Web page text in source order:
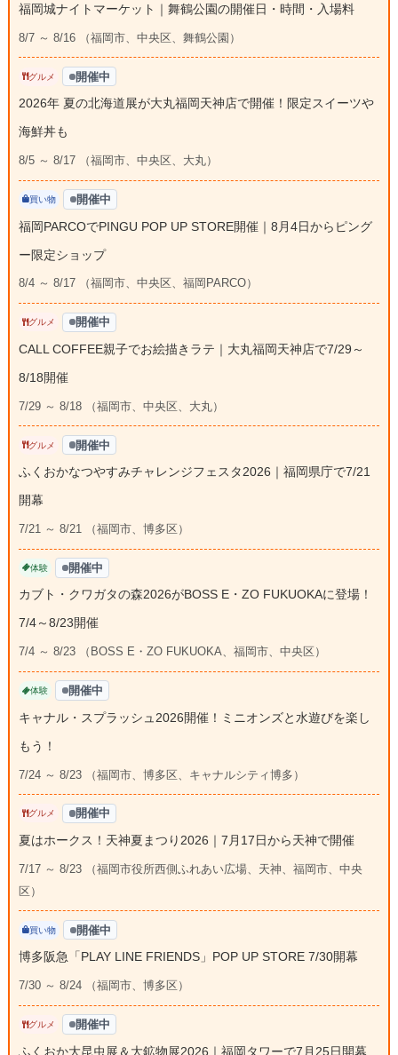
福岡城ナイトマーケット｜舞鶴公園の開催日・時間・入場料
8/7 ～ 8/16 （福岡市、中央区、舞鶴公園）
グルメ 開催中
2026年 夏の北海道展が大丸福岡天神店で開催！限定スイーツや
海鮮丼も
8/5 ～ 8/17 （福岡市、中央区、大丸）
買い物 開催中
福岡PARCOでPINGU POP UP STORE開催｜8月4日からピング
ー限定ショップ
8/4 ～ 8/17 （福岡市、中央区、福岡PARCO）
グルメ 開催中
CALL COFFEE親子でお絵描きラテ｜大丸福岡天神店で7/29～
8/18開催
7/29 ～ 8/18 （福岡市、中央区、大丸）
グルメ 開催中
ふくおかなつやすみチャレンジフェスタ2026｜福岡県庁で7/21
開幕
7/21 ～ 8/21 （福岡市、博多区）
体験 開催中
カブト・クワガタの森2026がBOSS E・ZO FUKUOKAに登場！
7/4～8/23開催
7/4 ～ 8/23 （BOSS E・ZO FUKUOKA、福岡市、中央区）
体験 開催中
キャナル・スプラッシュ2026開催！ミニオンズと水遊びを楽し
もう！
7/24 ～ 8/23 （福岡市、博多区、キャナルシティ博多）
グルメ 開催中
夏はホークス！天神夏まつり2026｜7月17日から天神で開催
7/17 ～ 8/23 （福岡市役所西側ふれあい広場、天神、福岡市、中央
区）
買い物 開催中
博多阪急「PLAY LINE FRIENDS」POP UP STORE 7/30開幕
7/30 ～ 8/24 （福岡市、博多区）
グルメ 開催中
ふくおか大昆虫展＆大鉱物展2026｜福岡タワーで7月25日開幕